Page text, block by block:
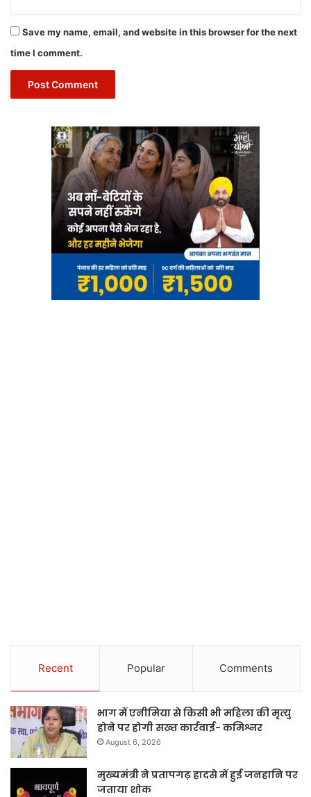
Save my name, email, and website in this browser for the next
time I comment.
Recent Popular Comments
भाग में एनीमिया से किसी भी महिला की मृत्यु
होने पर होगी सख्त कार्रवाई- कमिश्नर
August 6, 2026
मुख्यमंत्री ने प्रतापगढ़ हादसे में हुई जनहानि पर
जताया शोक